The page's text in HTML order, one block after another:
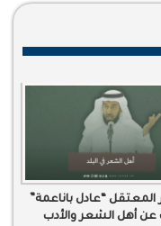
المعتقل “عادل باناعمة”
عن أهل الشعر والأدب